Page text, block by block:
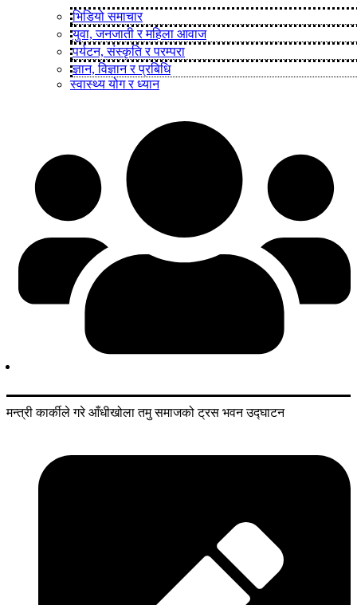
भिडियो समाचार
युवा, जनजाती र महिला आवाज
पर्यटन, संस्कृति र परम्परा
ज्ञान, विज्ञान र प्रबिधि
स्वास्थ्य योग र ध्यान
मन्त्री कार्कीले गरे आँधीखोला तमु समाजको ट्रस भवन उद्घाटन